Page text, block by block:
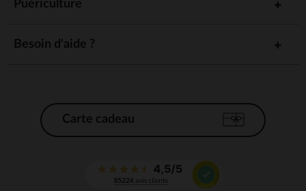
Puériculture
Besoin d'aide ?
Carte cadeau